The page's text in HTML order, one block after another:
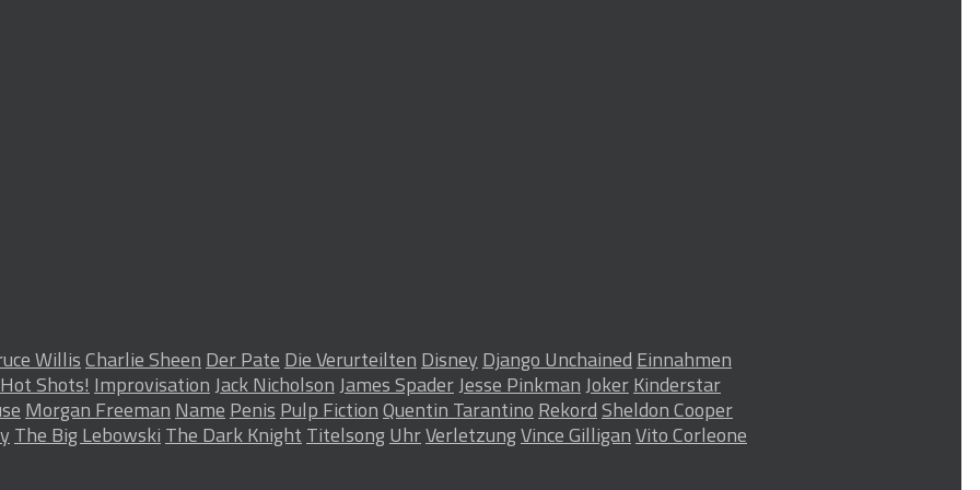
WillisCharlie Sheen Der Pate Die Verurteilten Disney Django Unchained Einnahmen
Hot Shots! ImprovisationJack NicholsonJames SpaderJesse PinkmanJokerKinderstar
Morgan Freeman Name Penis Pulp FictionQuentin Tarantino RekordSheldon Cooper
The Big Lebowski The Dark Knight TitelsongUhrVerletzungVince GilliganVito Corleone